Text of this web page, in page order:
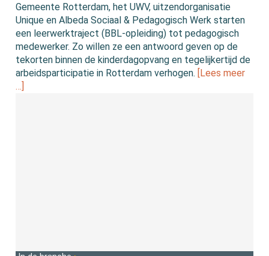
Gemeente Rotterdam, het UWV, uitzendorganisatie
Unique en Albeda Sociaal & Pedagogisch Werk starten
een leerwerktraject (BBL-opleiding) tot pedagogisch
medewerker. Zo willen ze een antwoord geven op de
tekorten binnen de kinderdagopvang en tegelijkertijd de
arbeidsparticipatie in Rotterdam verhogen. [Lees meer
…]